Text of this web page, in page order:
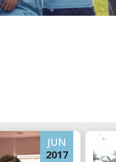
JUN
2017